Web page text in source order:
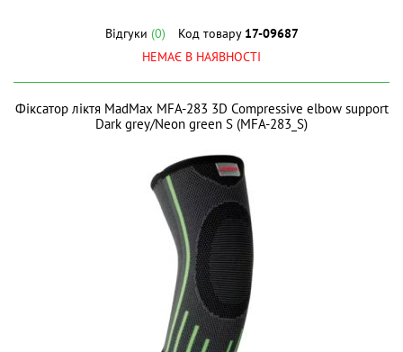
Відгуки (0) Код товару 17-09687
НЕМАЄ В НАЯВНОСТІ
Фіксатор ліктя MadMax MFA-283 3D Compressive elbow support
Dark grey/Neon green S (MFA-283_S)